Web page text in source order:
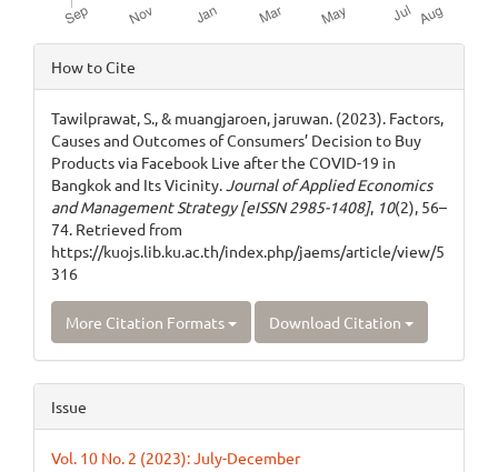
Article
Details
How to Cite
Tawilprawat, S., & muangjaroen, jaruwan. (2023). Factors,
Causes and Outcomes of Consumers’ Decision to Buy
Products via Facebook Live after the COVID-19 in
Bangkok and Its Vicinity.Journal of Applied Economics
and Management Strategy [eISSN 2985-1408], 10(2), 56–
74. Retrieved from
https://kuojs.lib.ku.ac.th/index.php/jaems/article/view/5
316
More Citation Formats Download Citation
Issue
Vol. 10 No. 2 (2023): July-December